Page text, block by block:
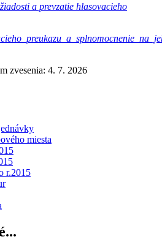
a prevzatie hlasovacieho
zvesenia: 4. 7. 2026
miesta
r.2015